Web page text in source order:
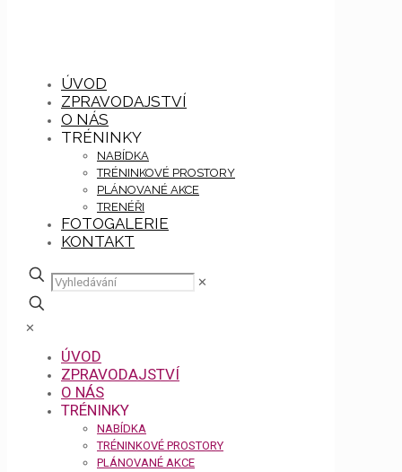
ÚVOD
ZPRAVODAJSTVÍ
O NÁS
TRÉNINKY
NABÍDKA
TRÉNINKOVÉ PROSTORY
PLÁNOVANÉ AKCE
TRENÉŘI
FOTOGALERIE
KONTAKT
✕
✕
ÚVOD
ZPRAVODAJSTVÍ
O NÁS
TRÉNINKY
NABÍDKA
TRÉNINKOVÉ PROSTORY
PLÁNOVANÉ AKCE